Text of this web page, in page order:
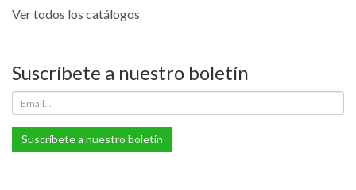
Ver todos los catálogos
Suscríbete a nuestro boletín
Suscríbete a nuestro boletín